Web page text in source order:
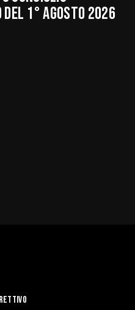
DEL 1° AGOSTO 2026